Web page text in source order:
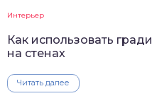
Интерьер
Как использовать
на стенах
Читать далее